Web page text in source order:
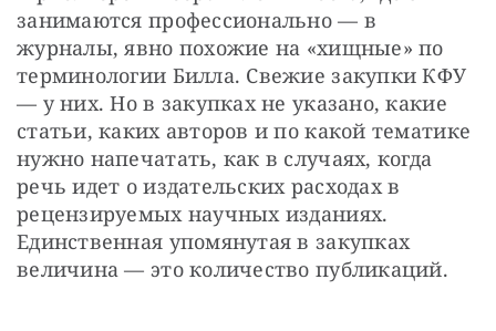
занимаются профессионально — в
журналы, явно похожие на «хищные» по
терминологии Билла. Свежие закупки КФУ
— у них. Но в закупках не указано, какие
статьи, каких авторов и по какой тематике
нужно напечатать, как в случаях, когда
речь идет о издательских расходах в
рецензируемых научных изданиях.
Единственная упомянутая в закупках
величина — это количество публикаций.